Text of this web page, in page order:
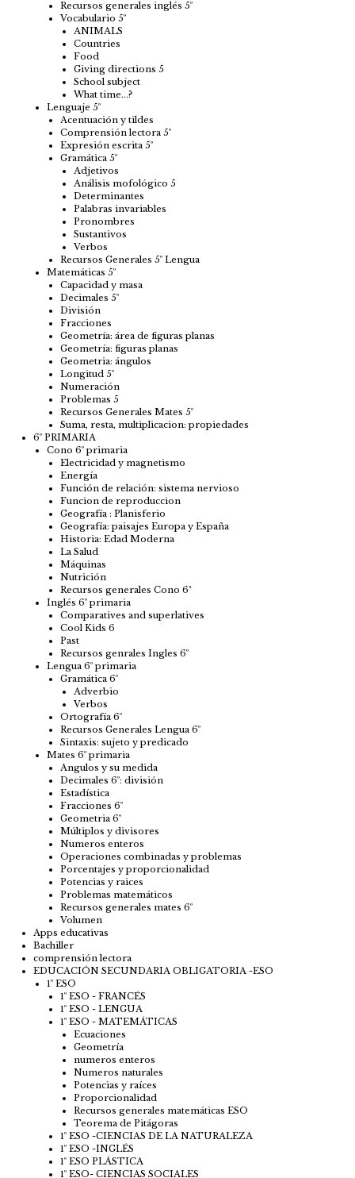
Recursos generales inglés 5º
Vocabulario 5º
ANIMALS
Countries
Food
Giving directions 5
School subject
What time…?
Lenguaje 5º
Acentuación y tildes
Comprensión lectora 5º
Expresión escrita 5º
Gramática 5º
Adjetivos
Análisis mofológico 5
Determinantes
Palabras invariables
Pronombres
Sustantivos
Verbos
Recursos Generales 5º Lengua
Matemáticas 5º
Capacidad y masa
Decimales 5º
División
Fracciones
Geometría: área de figuras planas
Geometría: figuras planas
Geometria: ángulos
Longitud 5º
Numeración
Problemas 5
Recursos Generales Mates 5º
Suma, resta, multiplicacion: propiedades
6º PRIMARIA
Cono 6º primaria
Electricidad y magnetismo
Energía
Función de relación: sistema nervioso
Funcion de reproduccion
Geografía : Planisferio
Geografía: paisajes Europa y España
Historia: Edad Moderna
La Salud
Máquinas
Nutrición
Recursos generales Cono 6ª
Inglés 6º primaria
Comparatives and superlatives
Cool Kids 6
Past
Recursos genrales Ingles 6º
Lengua 6º primaria
Gramática 6º
Adverbio
Verbos
Ortografía 6º
Recursos Generales Lengua 6º
Sintaxis: sujeto y predicado
Mates 6º primaria
Angulos y su medida
Decimales 6º: división
Estadística
Fracciones 6º
Geometria 6º
Múltiplos y divisores
Numeros enteros
Operaciones combinadas y problemas
Porcentajes y proporcionalidad
Potencias y raices
Problemas matemáticos
Recursos generales mates 6º
Volumen
Apps educativas
Bachiller
comprensión lectora
EDUCACIÓN SECUNDARIA OBLIGATORIA -ESO
1º ESO
1º ESO - FRANCÉS
1º ESO - LENGUA
1º ESO - MATEMÁTICAS
Ecuaciones
Geometría
numeros enteros
Numeros naturales
Potencias y raíces
Proporcionalidad
Recursos generales matemáticas ESO
Teorema de Pitágoras
1º ESO -CIENCIAS DE LA NATURALEZA
1º ESO -INGLÉS
1º ESO PLÁSTICA
1º ESO- CIENCIAS SOCIALES